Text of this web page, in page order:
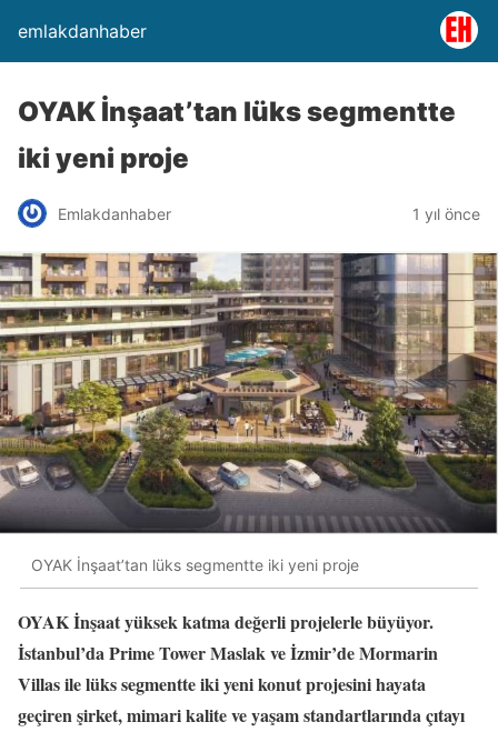
emlakdanhaber
OYAK İnşaat’tan lüks segmentte
iki yeni proje
Emlakdanhaber 1 yıl önce
OYAK İnşaat’tan lüks segmentte iki yeni proje
OYAK İnşaat yüksek katma değerli projelerle büyüyor.
İstanbul’da Prime Tower Maslak ve İzmir’de Mormarin
Villas ile lüks segmentte iki yeni konut projesini hayata
geçiren şirket, mimari kalite ve yaşam standartlarında çıtayı